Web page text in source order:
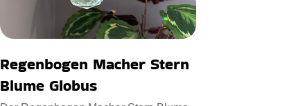
Regenbogen Macher Stern
Blume Globus